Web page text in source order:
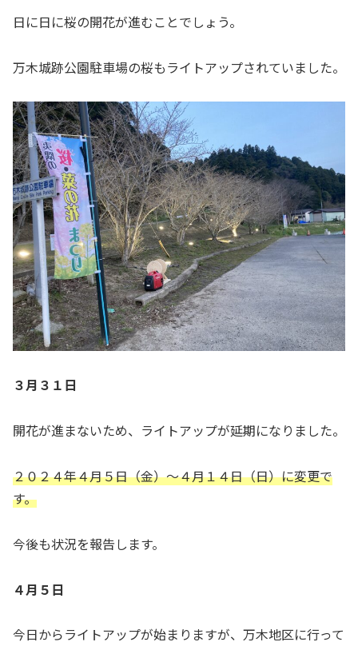
日に日に桜の開花が進むことでしょう。
万木城跡公園駐車場の桜もライトアップされていました。
３月３１日
開花が進まないため、ライトアップが延期になりました。
２０２４年４月５日（金）〜４月１４日（日）に変更で
す。
今後も状況を報告します。
４月５日
今日からライトアップが始まりますが、万木地区に行って